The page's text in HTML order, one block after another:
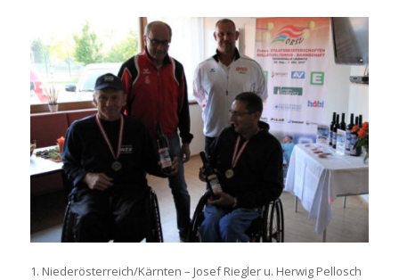
1. Niederösterreich/Kärnten – Josef Riegler u. Herwig Pellosch